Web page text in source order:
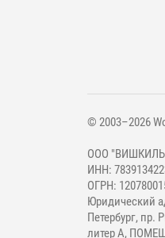
© 2003–2026
ООО
ИНН:
ОГРН:
Юридический
Петербург, пр.
литер А,